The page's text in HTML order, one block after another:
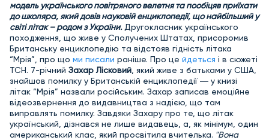
модель українського повітряного велетня та пообіцяв приїхати
до школяра, який довів науковій енциклопедії, що найбільший у
світі літак – родом з України.Другокласник українського
походження, що живе у Сполучених Штатах, присоромив
Британську енциклопедію та відстояв гідність літака
“Мрія”, про що ми писали раніше. Про це йдеться і в сюжеті
ТСН. 7-річний Захар Лісковий , який живе з батьками у США,
знайшов помилку у Британській енциклопедії ― у книзі
літак “Мрія” назвали російським. Захар записав емоційне
відеозвернення до видавництва з надією, що там
виправлять помилку. Завдяки Захару про те, що літак
український, дізнався не лише видавець, а, як мінімум, один
американський клас, який просвітила вчителька. "Вона